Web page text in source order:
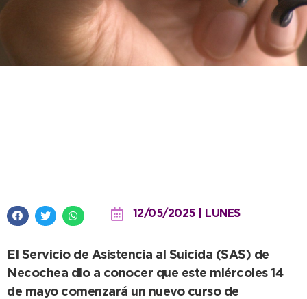
12/05/2025 | LUNES
El Servicio de Asistencia al Suicida (SAS) de
Necochea dio a conocer que este miércoles 14
de mayo comenzará un nuevo curso de